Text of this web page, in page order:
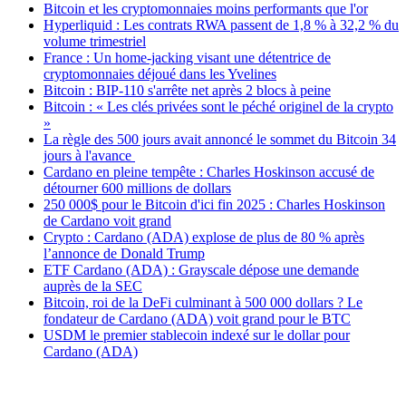
Bitcoin et les cryptomonnaies moins performants que l'or
Hyperliquid : Les contrats RWA passent de 1,8 % à 32,2 % du
volume trimestriel
France : Un home-jacking visant une détentrice de
cryptomonnaies déjoué dans les Yvelines
Bitcoin : BIP-110 s'arrête net après 2 blocs à peine
Bitcoin : « Les clés privées sont le péché originel de la crypto
»
La règle des 500 jours avait annoncé le sommet du Bitcoin 34
jours à l'avance
Cardano en pleine tempête : Charles Hoskinson accusé de
détourner 600 millions de dollars
250 000$ pour le Bitcoin d'ici fin 2025 : Charles Hoskinson
de Cardano voit grand
Crypto : Cardano (ADA) explose de plus de 80 % après
l’annonce de Donald Trump
ETF Cardano (ADA) : Grayscale dépose une demande
auprès de la SEC
Bitcoin, roi de la DeFi culminant à 500 000 dollars ? Le
fondateur de Cardano (ADA) voit grand pour le BTC
USDM le premier stablecoin indexé sur le dollar pour
Cardano (ADA)